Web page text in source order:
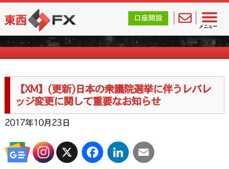
メニュー
東西FX｜海外FX会社（ブローカー）の無料口座開設サポ
口座開設
海外FXのお知らせ
【XM】(更新)日本の衆議院選挙に伴うレバレ
ッジ変更に関して重要なお知らせ
2017年10月23日